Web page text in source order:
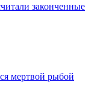
законченные
мертвой рыбой